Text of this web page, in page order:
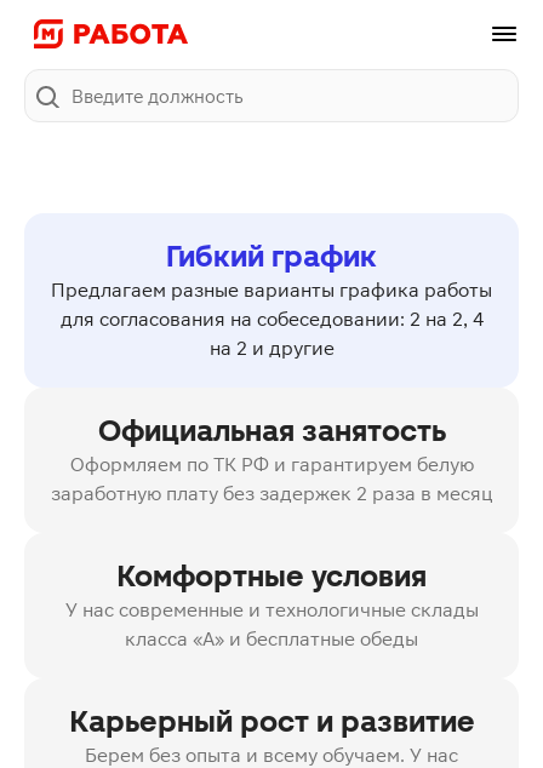
Гибкий график
Предлагаем разные варианты графика работы
для согласования на собеседовании: 2 на 2, 4
на 2 и другие
Официальная занятость
Оформляем по ТК РФ и гарантируем белую
заработную плату без задержек 2 раза в месяц
Комфортные условия
У нас современные и технологичные склады
класса «А» и бесплатные обеды
Карьерный рост и развитие
Берем без опыта и всему обучаем. У нас